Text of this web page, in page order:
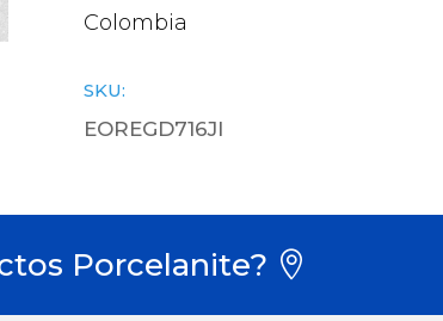
Colombia
SKU:
EOREGD716JI
Porcelanite?